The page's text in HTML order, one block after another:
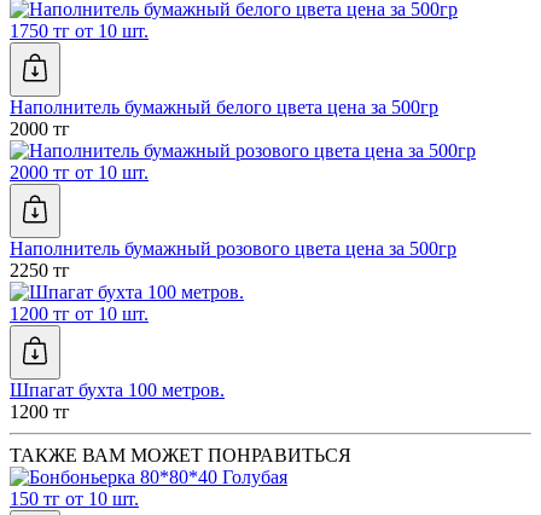
1750 тг от 10 шт.
Наполнитель бумажный белого цвета цена за 500гр
2000 тг
2000 тг от 10 шт.
Наполнитель бумажный розового цвета цена за 500гр
2250 тг
1200 тг от 10 шт.
Шпагат бухта 100 метров.
1200 тг
ТАКЖЕ ВАМ МОЖЕТ ПОНРАВИТЬСЯ
150 тг от 10 шт.